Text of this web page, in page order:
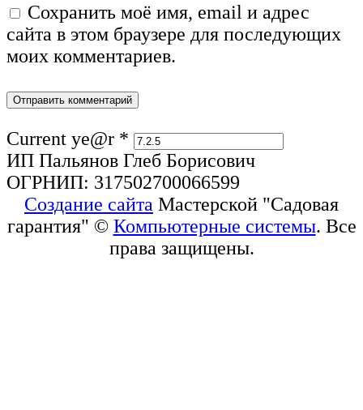
Сохранить моё имя, email и адрес
сайта в этом браузере для последующих
моих комментариев.
Current ye@r *
ИП Пальянов Глеб Борисович
ОГРНИП: 317502700066599
Создание сайта Мастерской "Садовая
гарантия" © Компьютерные системы. Все
права защищены.